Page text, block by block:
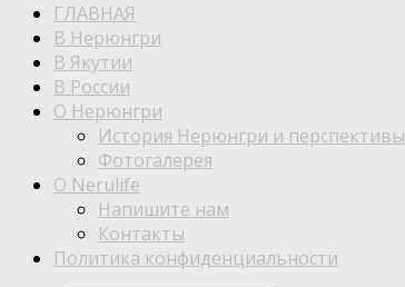
ГЛАВНАЯ
В Нерюнгри
В Якутии
В России
О Нерюнгри
История Нерюнгри и перспективы
Фотогалерея
О Nerulife
Напишите нам
Контакты
Политика конфиденциальности